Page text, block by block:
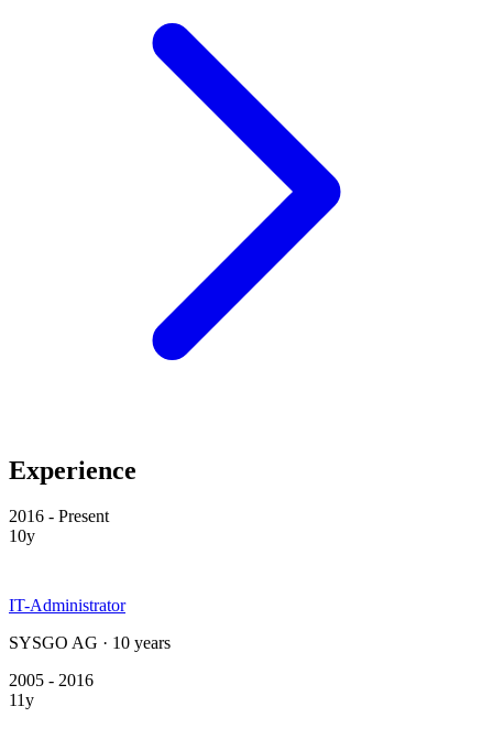
Experience
2016 - Present
10y
IT-Administrator
SYSGO AG · 10 years
2005 - 2016
11y